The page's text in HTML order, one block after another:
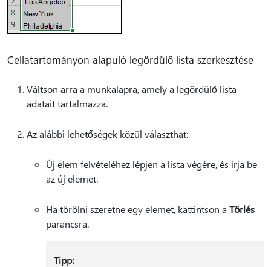
Cellatartományon alapuló legördülő lista szerkesztése
Váltson arra a munkalapra, amely a legördülő lista
adatait tartalmazza.
Az alábbi lehetőségek közül választhat:
Új elem felvételéhez lépjen a lista végére, és írja be
az új elemet.
Ha törölni szeretne egy elemet, kattintson a Törlés
parancsra.
Tipp: